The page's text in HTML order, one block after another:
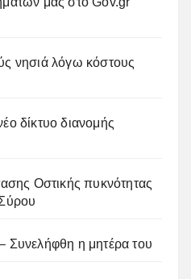
νησιά λόγω κόστους
δίκτυο διανομής
Οστικής πυκνότητας
Συνελήφθη η μητέρα του